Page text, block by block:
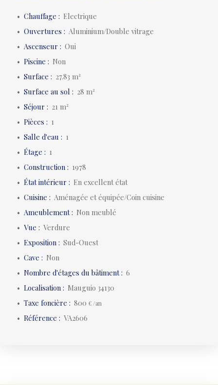
Chauffage : Electrique
Ouvertures : Aluminium/Double vitrage
Ascenseur : Oui
Piscine : Non
Surface : 27.83m²
Surface au sol : 28m²
Séjour : 21m²
Pièces : 1
Salle d'eau : 1
Étage : 1
Construction : 1978
État intérieur : En excellent état
Cuisine : Aménagée et équipée/Coin cuisine
Ameublement: Non meublé
Vue : Verdure
Exposition : Sud-Ouest
Cave : Non
Nombre d'étages du bâtiment: 6
Localisation : Mauguio 34130
Taxe foncière : 800€ /an
Référence : VA2606